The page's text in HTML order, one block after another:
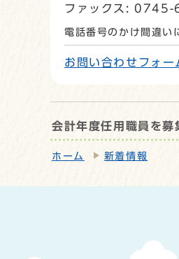
ファックス:
電話番号のかけ間違い
お問い合わせフォー
会計年度任用職員を募
ホーム 新着情報